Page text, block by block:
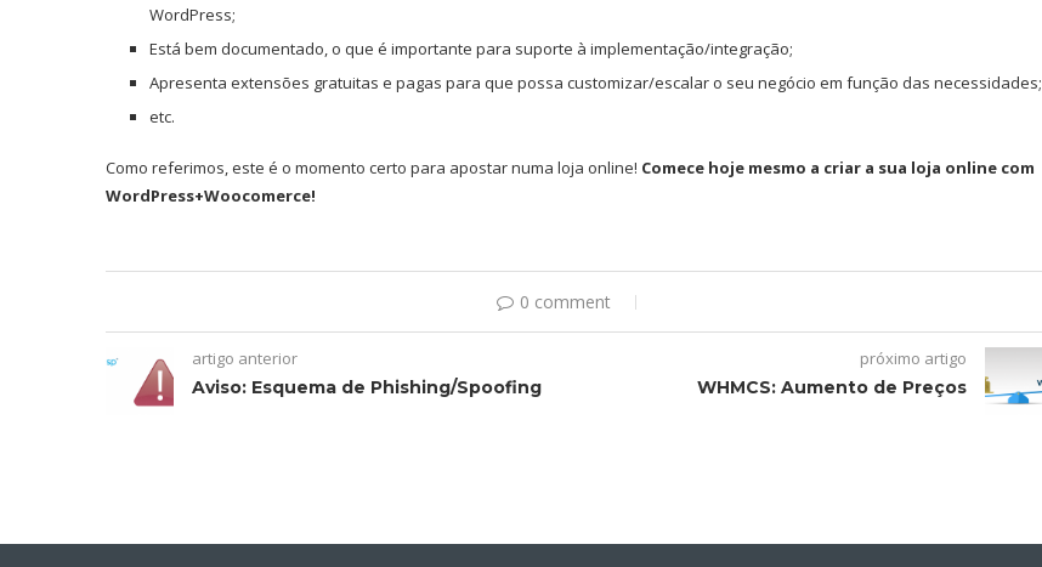
WordPress;
Está bem documentado, o que é importante para suporte à implementação/integração;
Apresenta extensões gratuitas e pagas para que possa customizar/escalar o seu negócio em função das necessidades;
etc.
Como referimos, este é o momento certo para apostar numa loja online! Comece hoje mesmo a criar a sua loja online com
WordPress+Woocomerce!
0 comment
artigo anterior
Aviso: Esquema de Phishing/Spoofing
próximo artigo
WHMCS: Aumento de Preços